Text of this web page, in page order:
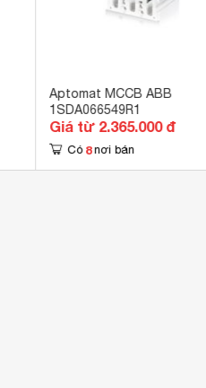
Aptomat MCCB ABB
1SDA066549R1
Giá từ 2.365.000 đ
Có 8 nơi bán